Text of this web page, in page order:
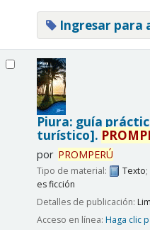
Ingresar para
Piura: guía
turístico].
por PROMPERÚ
Tipo de material: Texto
es ficción
Detalles de publicación:
Acceso en línea: Haga clic